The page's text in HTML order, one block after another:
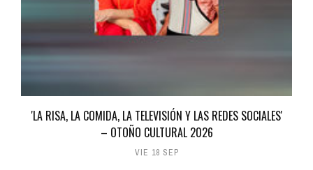
'LA RISA, LA COMIDA, LA TELEVISIÓN Y LAS REDES SOCIALES'
– OTOÑO CULTURAL 2026
VIE 18 SEP